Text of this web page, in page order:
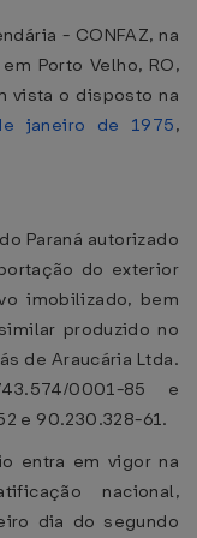
- CONFAZ, na
Porto Velho, RO,
vista o disposto na
janeiro de 1975,
Paraná autorizado
do exterior
imobilizado, bem
produzido no
de Araucária Ltda.
0001-85 e
e 90.230.328-61.
entra em vigor na
nacional,
dia do segundo